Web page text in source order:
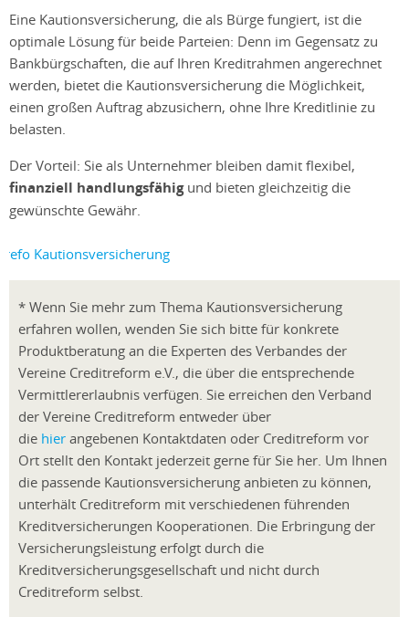
Eine Kautionsversicherung, die als Bürge fungiert, ist die
optimale Lösung für beide Parteien: Denn im Gegensatz zu
Bankbürgschaften, die auf Ihren Kreditrahmen angerechnet
werden, bietet die Kautionsversicherung die Möglichkeit,
einen großen Auftrag abzusichern, ohne Ihre Kreditlinie zu
belasten.
Der Vorteil: Sie als Unternehmer bleiben damit ﬂexibel,
ﬁnanziell handlungsfähigund bieten gleichzeitig die
gewünschte Gewähr.
* Wenn Sie mehr zum Thema Kautionsversicherung
erfahren wollen, wenden Sie sich bitte für konkrete
Produktberatung an die Experten des Verbandes der
Vereine Creditreform e.V., die über die entsprechende
Vermittlererlaubnis verfügen. Sie erreichen den Verband
der Vereine Creditreform entweder über
die hier angebenen Kontaktdaten oder Creditreform vor
Ort stellt den Kontakt jederzeit gerne für Sie her. Um Ihnen
die passende Kautionsversicherung anbieten zu können,
unterhält Creditreform mit verschiedenen führenden
Kreditversicherungen Kooperationen. Die Erbringung der
Versicherungsleistung erfolgt durch die
Kreditversicherungsgesellschaft und nicht durch
Creditreform selbst.